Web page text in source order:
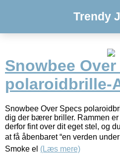
Trendy
Snowbee
polaroidbrille-
Snowbee Over Specs
dig der bærer briller. Rammen
derfor fint over dit eget stel, og
at få åbenbaret “en verden
Smoke el (Læs mere)